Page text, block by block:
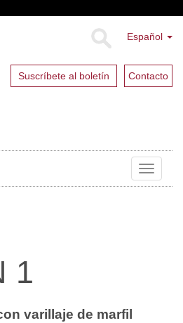
Español
Suscríbete al boletín Contacto
Toggle
1
varillaje de marfil